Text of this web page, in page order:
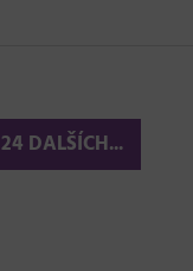
24 DALŠÍCH...